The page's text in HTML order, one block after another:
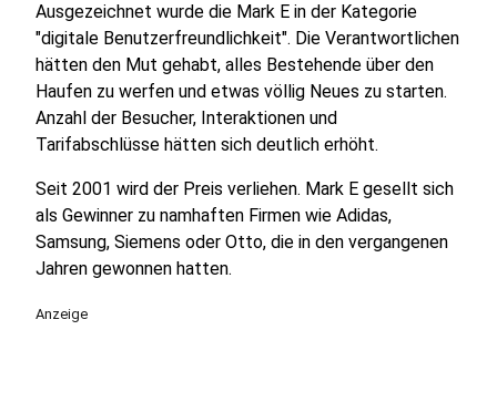
Ausgezeichnet wurde die Mark E in der Kategorie
"digitale Benutzerfreundlichkeit". Die Verantwortlichen
hätten den Mut gehabt, alles Bestehende über den
Haufen zu werfen und etwas völlig Neues zu starten.
Anzahl der Besucher, Interaktionen und
Tarifabschlüsse hätten sich deutlich erhöht.
Seit 2001 wird der Preis verliehen. Mark E gesellt sich
als Gewinner zu namhaften Firmen wie Adidas,
Samsung, Siemens oder Otto, die in den vergangenen
Jahren gewonnen hatten.
Anzeige